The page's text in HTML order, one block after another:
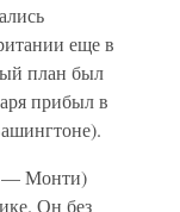
еще в
план был
прибыл в
— Монти)
Он без